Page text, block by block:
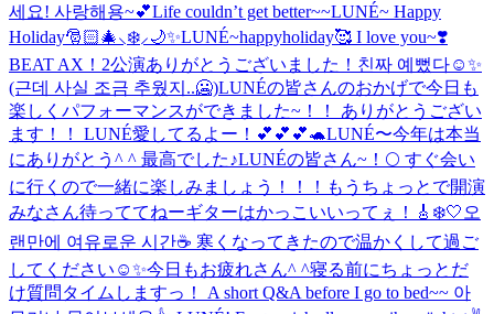
세요! 사랑해용~💕Life couldn’t get better~~LUNÉ~ Happy
Holiday🎅🏻🎄⸜❄️⸝🌙✨LUNÉ~happyholiday🥰 I love you~❣️
BEAT AX！2公演ありがとうございました！ 친짜 예뻤다☺️✨
(근데 사실 조금 추웠지..🥶)LUNÉの皆さんのおかげで今日も
楽しくパフォーマンスができました~！！ ありがとうござい
ます！！ LUNÉ愛してるよー！💕💕💕🐢LUNÉ〜今年は本当
にありがとう^ ^ 最高でした♪LUNÉの皆さん~！🌕 すぐ会い
に行くので一緒に楽しみましょう！！！ もうちょっとで開演
みなさん待っててねーギターはかっこいいってぇ！🎸 ❄️🤍 오
랜만에 여유로운 시간☕️ 寒くなってきたので温かくして過ご
してください☺️✨今日もお疲れさん^ ^寝る前にちょっとだ
け質問タイムしますっ！ A short Q&A before I go to bed~~ 아